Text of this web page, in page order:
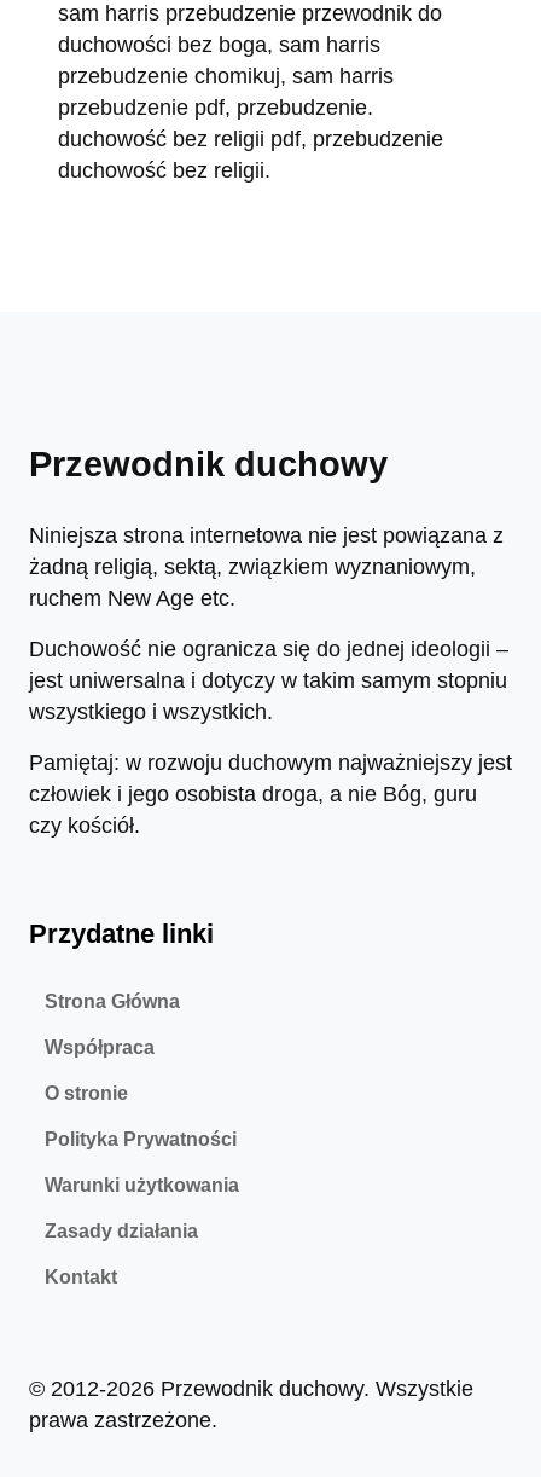
sam harris przebudzenie przewodnik do
duchowości bez boga, sam harris
przebudzenie chomikuj, sam harris
przebudzenie pdf, przebudzenie.
duchowość bez religii pdf, przebudzenie
duchowość bez religii.
Przewodnik duchowy
Niniejsza strona internetowa nie jest powiązana z
żadną religią, sektą, związkiem wyznaniowym,
ruchem New Age etc.
Duchowość nie ogranicza się do jednej ideologii –
jest uniwersalna i dotyczy w takim samym stopniu
wszystkiego i wszystkich.
Pamiętaj: w rozwoju duchowym najważniejszy jest
człowiek i jego osobista droga, a nie Bóg, guru
czy kościół.
Przydatne linki
Strona Główna
Współpraca
O stronie
Polityka Prywatności
Warunki użytkowania
Zasady działania
Kontakt
© 2012-2026 Przewodnik duchowy. Wszystkie
prawa zastrzeżone.